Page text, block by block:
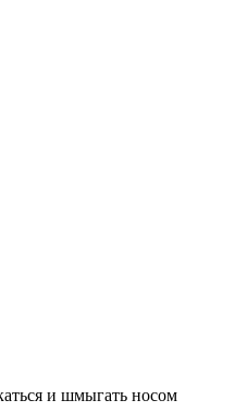
и шмыгать носом